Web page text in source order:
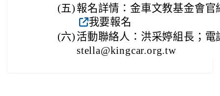
(五) 報名詳情：金車文教基金會
我要報名
(六) 活動聯絡人：洪采婷組長；
stella@kingcar.org.tw